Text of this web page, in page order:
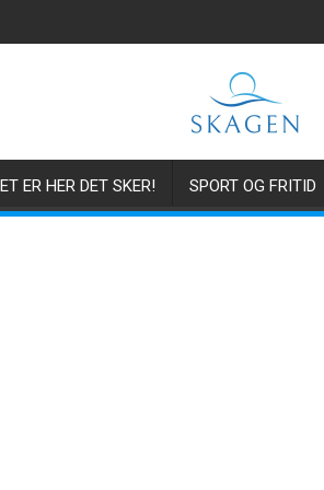
ER HER DET SKER! SPORT OG FRITID